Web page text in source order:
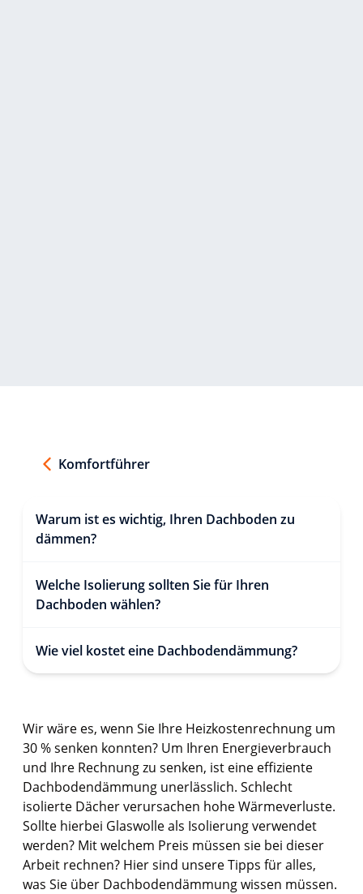
Komfortführer
Warum ist es wichtig, Ihren Dachboden zu
dämmen?
Welche Isolierung sollten Sie für Ihren
Dachboden wählen?
Wie viel kostet eine Dachbodendämmung?
Wir wäre es, wenn Sie Ihre Heizkostenrechnung um
30 % senken konnten? Um Ihren Energieverbrauch
und Ihre Rechnung zu senken, ist eine effiziente
Dachbodendämmung unerlässlich. Schlecht
isolierte Dächer verursachen hohe Wärmeverluste.
Sollte hierbei Glaswolle als Isolierung verwendet
werden? Mit welchem Preis müssen sie bei dieser
Arbeit rechnen? Hier sind unsere Tipps für alles,
was Sie über Dachbodendämmung wissen müssen.